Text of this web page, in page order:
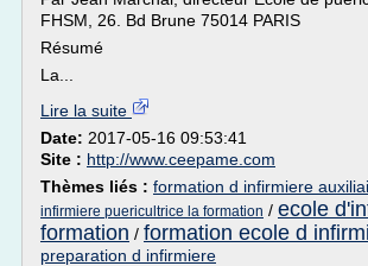
FHSM, 26. Bd Brune 75014 PARIS
Résumé
La...
Lire la suite
Date: 2017-05-16 09:53:41
Site : http://www.ceepame.com
Thèmes liés : formation d infirmiere
infirmiere puericultrice la formation / ecole
formation / formation ecole d
preparation d infirmiere